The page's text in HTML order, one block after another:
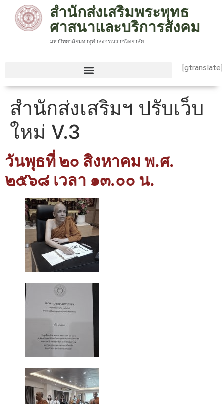
สำนักส่งเสริมพระพุทธ
ศาสนาและบริการสังคม
มหาวิทยาลัยมหาจุฬาลงกรณราชวิทยาลัย
สำนักส่งเสริมฯ ปรับเว็บ
ใหม่ V.3
วันพุธที่ ๒๐ สิงหาคม พ.ศ.
๒๕๖๘ เวลา ๑๓.๐๐ น.